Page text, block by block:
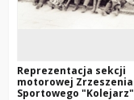
Reprezentacja sekcji
motorowej Zrzeszenia
Sportowego "Kolejarz"